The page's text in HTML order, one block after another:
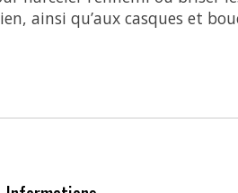
ainsi qu’aux casques et